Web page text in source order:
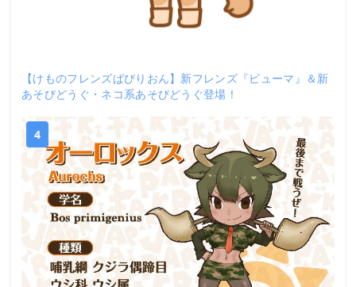
【けものフレンズぱびりおん】新フレンズ『ピューマ』＆新
あそびどうぐ・ネコ系あそびどうぐ登場！
4